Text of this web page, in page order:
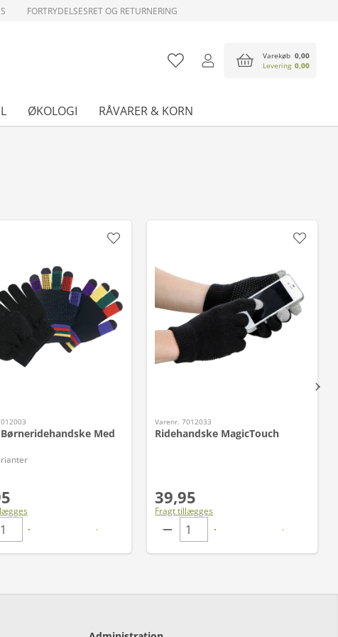
FORTRYDELSESRET OG RETURNERING
Varekøb 0,00
Levering 0,00
ØKOLOGI RÅVARER & KORN
Med
Varenr. 7012033
Ridehandske MagicTouch
39,95
Fragt tillægges